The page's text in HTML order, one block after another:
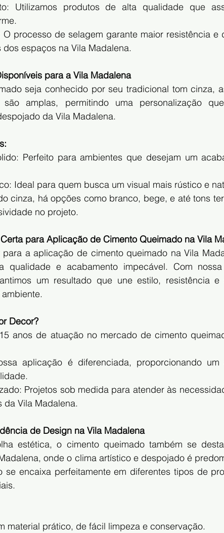
Utilizamos produtos de alta qualidade que
processo de selagem garante maior resistência e
espaços na Vila Madalena.
para a Vila Madalena
seja conhecido por seu tradicional tom cinza,
amplas, permitindo uma personalização
da Vila Madalena.
Perfeito para ambientes que desejam um
Ideal para quem busca um visual mais rústico e
cinza, há opções como branco, bege, e até tons
no projeto.
para Aplicação de Cimento Queimado na Vila
a aplicação de cimento queimado na Vila
qualidade e acabamento impecável. Com
um resultado que une estilo, resistência e
Decor?
anos de atuação no mercado de cimento
aplicação é diferenciada, proporcionando um
Projetos sob medida para atender às
da Vila Madalena.
de Design na Vila Madalena
estética, o cimento queimado também se
onde o clima artístico e despojado é
se encaixa perfeitamente em diferentes tipos de
material prático, de fácil limpeza e conservação.